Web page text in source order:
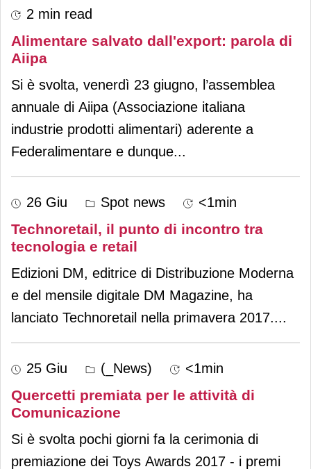
2 min read
Alimentare salvato dall'export: parola di
Aiipa
Si è svolta, venerdì 23 giugno, l’assemblea
annuale di Aiipa (Associazione italiana
industrie prodotti alimentari) aderente a
Federalimentare e dunque...
26 Giu Spot news <1min
Technoretail, il punto di incontro tra
tecnologia e retail
Edizioni DM, editrice di Distribuzione Moderna
e del mensile digitale DM Magazine, ha
lanciato Technoretail nella primavera 2017....
25 Giu (_News) <1min
Quercetti premiata per le attività di
Comunicazione
Si è svolta pochi giorni fa la cerimonia di
premiazione dei Toys Awards 2017 - i premi